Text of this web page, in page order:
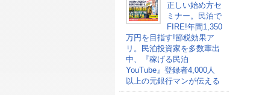
正しい始め方セ
ミナー。民泊で
FIRE!年間1,350
万円を目指す!節税効果ア
リ。民泊投資家を多数輩出
中、『稼げる民泊
YouTube』登録者4,000人
以上の元銀行マンが伝える